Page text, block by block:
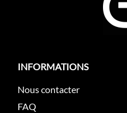
INFORMATIONS
Nous contacter
FAQ